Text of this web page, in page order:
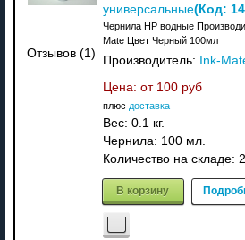
Отзывов (1)
универсальные(Код:
Чернила HP водные
Mate Цвет Черный 100мл
Производитель: Ink-
Цена: от 100 руб
плюс доставка
Вес: 0.1 кг.
Чернила: 100 мл.
Количество на складе:
В корзину